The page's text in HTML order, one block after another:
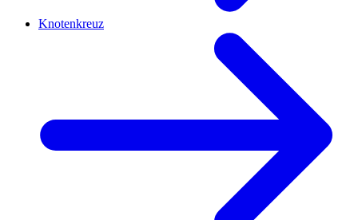
Knotenkreuz